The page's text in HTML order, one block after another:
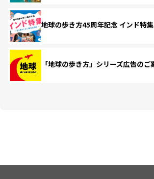
地球の歩き方45周年記念 インド特集
「地球の歩き方」シリーズ広告のご